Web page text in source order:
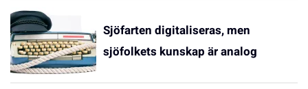
Sjöfarten digitaliseras, men
sjöfolkets kunskap är analog